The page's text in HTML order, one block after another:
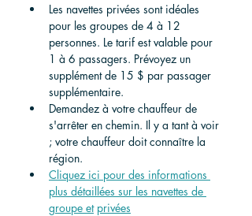
Les navettes privées sont idéales
pour les groupes de 4 à 12
personnes. Le tarif est valable pour
1 à 6 passagers. Prévoyez un
supplément de 15 $ par passager
supplémentaire.
Demandez à votre chauffeur de
s'arrêter en chemin. Il y a tant à voir
; votre chauffeur doit connaître la
région.
Cliquez ici pour des informations
plus détaillées sur les navettes de
groupe et privées